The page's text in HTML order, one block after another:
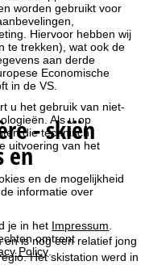
worden gebruikt voor
Hiervoor hebben wij
te trekken), wat ook de
aan derde
Economische
in de VS.
u het gebruik van niet-
Als u op
die technisch
uitvoering van het
en de mogelijkheid
informatie over
je in het Impressum
omtrent
Policy.
- skiën
en
is nog een relatief jong
Het skistation werd in